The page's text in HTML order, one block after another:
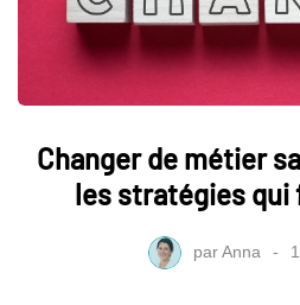
Changer de métier
les stratégies
parAnna